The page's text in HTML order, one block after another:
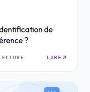
de
?
LIRE